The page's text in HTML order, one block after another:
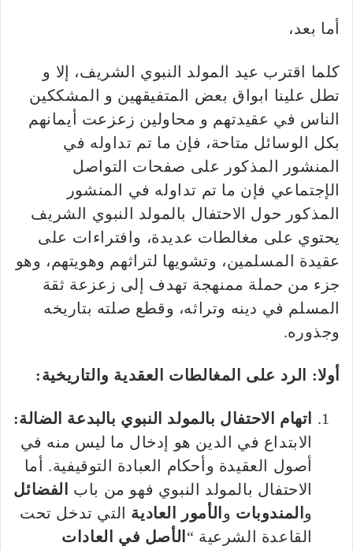
أما بعد،
كلما اقترب عيد المولد النبوي الشريف، إلا و
تطل علينا ابواق بعض المتفيقهين و المشككين
الناس في عقيدتهم و محاولين زعزعت أيمانهم
بكل الوسائل متاحة، فإن ما تم تداوله في
المنشور المذكور على صفحات التواصل
الإجتماعي فإن ما تم تداوله في المنشور
المذكور حول الاحتفال بالمولد النبوي الشريف
يحتوي على مغالطات عديدة، وافتراءات على
عقيدة المسلمين، وتشويها لتراثهم وهويتهم، وهو
جزء من حملة ممنهجة تهدف إلى زعزعة ثقة
المسلم في دينه وتراثه، وقطع صلته بتاريخه
وجذوره.
أولا: الرد على المغالطات العقدية والتاريخية:
اتهام الاحتفال بالمولد النبوي بالبدعة الضالة:
الابتداع في الدين هو إدخال ما ليس منه في
أصول العقيدة وأحكام العبادة التوقيفية. أما
الاحتفال بالمولد النبوي فهو من باب
الفضائل
و المندوبات و الأمور العادية التي تدخل تحت
القاعدة الشرعية “ الأصل في العادات